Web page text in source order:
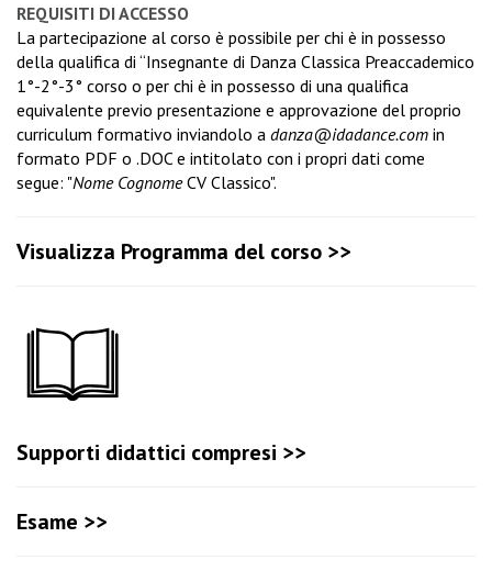
REQUISITI DI ACCESSO
La partecipazione al corso è possibile per chi è in possesso
della qualifica di “Insegnante di Danza Classica Preaccademico
1°-2°-3° corso o per chi è in possesso di una qualifica
equivalente previo presentazione e approvazione del proprio
curriculum formativo inviandolo a danza@idadance.com in
formato PDF o .DOC e intitolato con i propri dati come
segue: "Nome CognomeCV Classico".
Visualizza Programma del corso >>
Supporti didattici compresi >>
Esame >>